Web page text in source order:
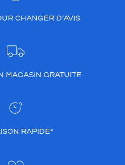
CHANGER D’AVIS
MAGASIN GRATUITE
RAPIDE*